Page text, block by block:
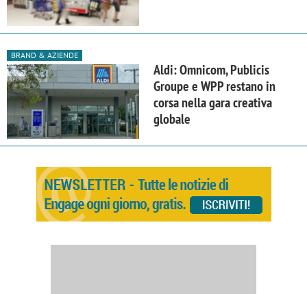
BRAND & AZIENDE
Aldi: Omnicom, Publicis
Groupe e WPP restano in
corsa nella gara creativa
globale